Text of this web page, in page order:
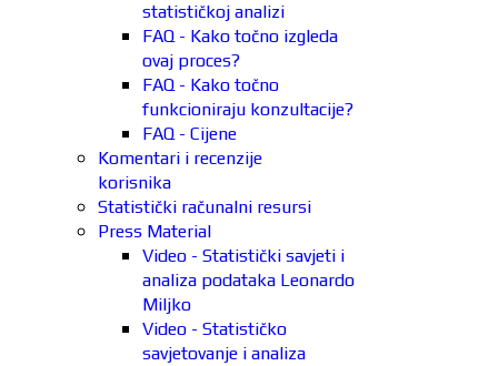
statističkoj analizi
FAQ - Kako točno izgleda
ovaj proces?
FAQ - Kako točno
funkcioniraju konzultacije?
FAQ - Cijene
Komentari i recenzije
korisnika
Statistički računalni resursi
Press Material
Video - Statistički savjeti i
analiza podataka Leonardo
Miljko
Video - Statističko
savjetovanje i analiza